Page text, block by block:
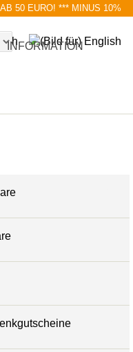
50 EURO! *** MINUS 10%
INFORMATION